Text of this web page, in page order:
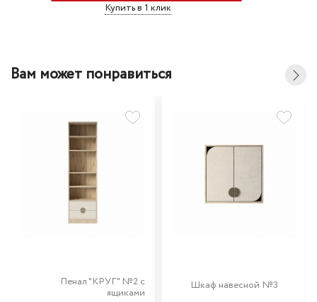
Купить в 1 клик
Вам может понравиться
Пенал "КРУГ" №2 с
ящиками
Шкаф навесной №3